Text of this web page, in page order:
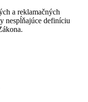
a reklamačných
nespĺňajúce definíciu